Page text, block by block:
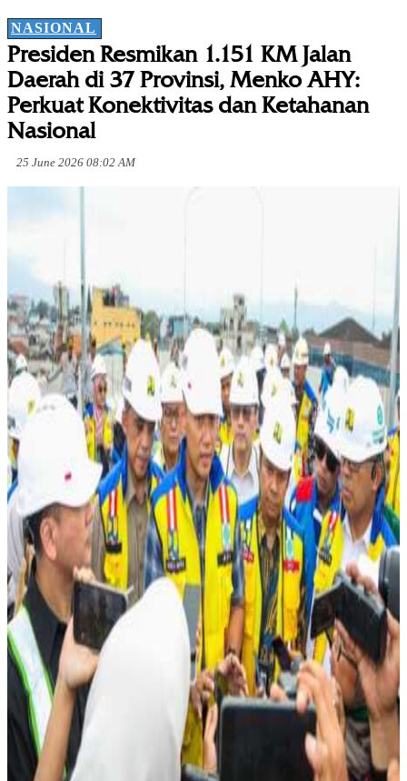
NASIONAL
Presiden Resmikan 1.151 KM Jalan
Daerah di 37 Provinsi, Menko AHY:
Perkuat Konektivitas dan Ketahanan
Nasional
25 June 2026 08:02 AM